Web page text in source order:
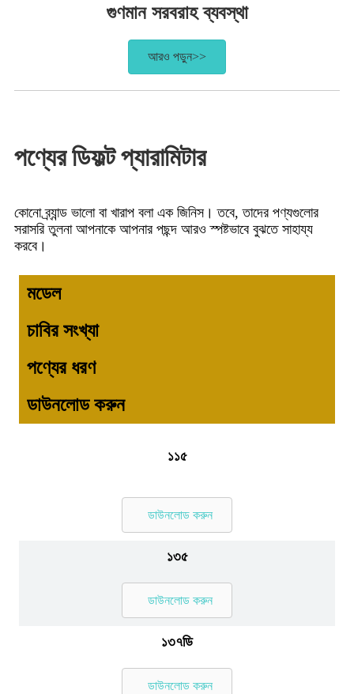
গুণমান সরবরাহ ব্যবস্থা
আরও পড়ুন>>
পণ্যের ডিফল্ট প্যারামিটার
কোনো ব্র্যান্ড ভালো বা খারাপ বলা এক জিনিস। তবে, তাদের পণ্যগুলোর
সরাসরি তুলনা আপনাকে আপনার পছন্দ আরও স্পষ্টভাবে বুঝতে সাহায্য
করবে।
মডেল
চাবির সংখ্যা
পণ্যের ধরণ
ডাউনলোড করুন
১১৫
ডাউনলোড করুন
১৩৫
ডাউনলোড করুন
১৩৭ডি
ডাউনলোড করুন